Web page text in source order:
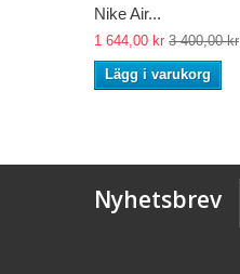
Nike Air...
1 644,00 kr 3 400,00 kr
Lägg i varukorg
Nyhetsbrev